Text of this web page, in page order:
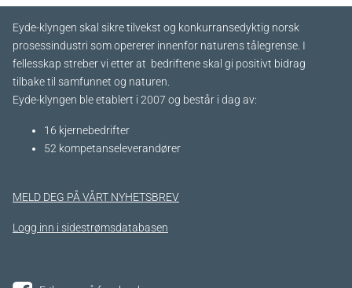
Eyde-klyngen skal sikre tilvekst og konkurransedyktig norsk
prosessindustri som opererer innenfor naturens tålegrense. I
fellesskap streber vi etter at bedriftene skal gi positivt bidrag
tilbake til samfunnet og naturen.
Eyde-klyngen ble etablert i 2007 og består i dag av:
16 kjernebedrifter​
52 kompetanseleverandører
MELD DEG PÅ VÅRT NYHETSBREV
Logg inn i sidestrømsdatabasen